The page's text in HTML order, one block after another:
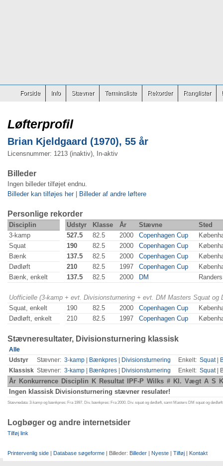
Forside Info Stævner Terminsliste Rekorder Ranglister
Løfterprofil
Brian Kjeldgaard (1970), 55 år
Licensnummer: 1213 (inaktiv), In-aktiv
Billeder
Ingen billeder tilføjet endnu.
Billeder kan tilføjes her| Billeder af andre løftere
Personlige rekorder
Disciplin Udstyr Klasse År Stævne
Sted
3-kamp
527.5 82.5 2000 Copenhagen Cup
Squat
190 82.5 2000 Copenhagen Cup
Bænk
137.5 82.5 2000 Copenhagen Cup
Dødløft
210 82.5 1997 Copenhagen Cup
Bænk, enkelt
137.5 82.5 2000 DM Randers
Uofficielle (3-kamp + evt. Divisionsturnering + evt. DM Masters Squat
Squat, enkelt
190 82.5 2000 Copenhagen Cup
Dødløft, enkelt
210 82.5 1997 Copenhagen Cup
Stævneresultater, Divisionsturnering klassisk
Alle
Udstyr
Stævner: 3-kamp Bænkpres Divisionsturnering Enkelt: Squat|
Klassisk Stævner: 3-kamp Bænkpres Divisionsturnering Enkelt: Squat|
År Konkurrence Disciplin K Resultat IPF-P Wilks # Kl. Vægt A S
Ingen klassisk Divisionsturnering stævner resulater!
Stævnedata: 3-kamp og bænkpres: Fra 1997. Div. bænkpres: Fra 2000. Div. squat og dødløft, samt Masters DM squat og
Logbøger og andre internetsider
Tilføj link
Printervenlig side | Database søgeforme | Billeder: Billeder | Nyeste | Tilføj | Kontakt